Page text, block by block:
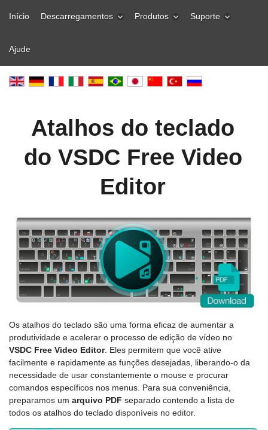
Início Descarregamentos Produtos Suporte
Ajude
Atalhos do teclado
do VSDC Free Video
Editor
Os atalhos do teclado são uma forma eficaz de aumentar a
produtividade e acelerar o processo de edição de vídeo no
VSDC Free Video Editor. Eles permitem que você ative
facilmente e rapidamente as funções desejadas, liberando-o da
necessidade de usar constantemente o mouse e procurar
comandos específicos nos menus. Para sua conveniência,
preparamos um arquivo PDF separado contendo a lista de
todos os atalhos do teclado disponíveis no editor.